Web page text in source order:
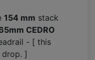
154 mm stack
CEDRO
- [ this
]